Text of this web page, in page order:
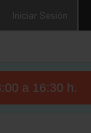
Iniciar Sesión
a 16:30 h.